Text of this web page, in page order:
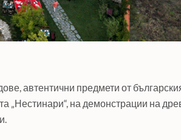
автентични предмети от
„Нестинари“, на демонстрации на